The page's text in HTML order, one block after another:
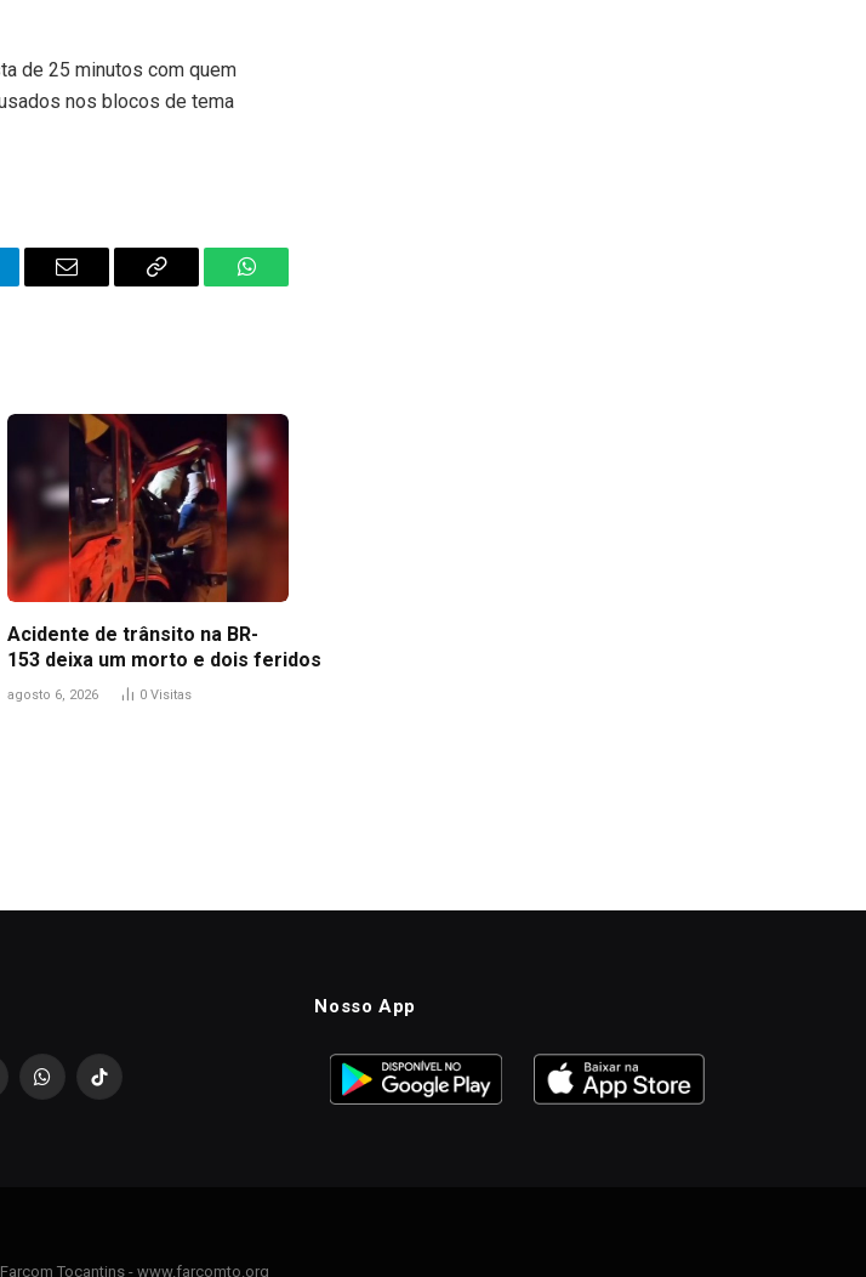
de 25 minutos com quem
nos blocos de tema
Email
Copy
WhatsApp
Acidente de trânsito na BR-
153 deixa um morto e dois feridos
agosto 6, 2026 0 Visitas
WhatsAppTikTok
Nosso App
Tocantins - www.farcomto.org